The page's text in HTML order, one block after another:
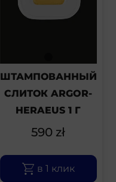
ШТАМПОВАННЫЙ
СЛИТОК ARGOR-
HERAEUS 1 Г
590 zł
в 1 клик